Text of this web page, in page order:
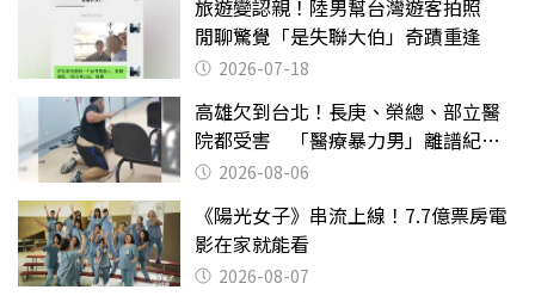
旅遊變認親！陸男幫台灣遊客拍照
閒聊驚覺「是失聯大伯」奇蹟重逢
2026-07-18
高雄欠到台北！長庚、榮總、部立醫
院都受害 「醫療暴力男」離譜紀錄
曝光2026-08-06
《陽光女子》串流上線！7.7億票房電
影在家就能看
2026-08-07